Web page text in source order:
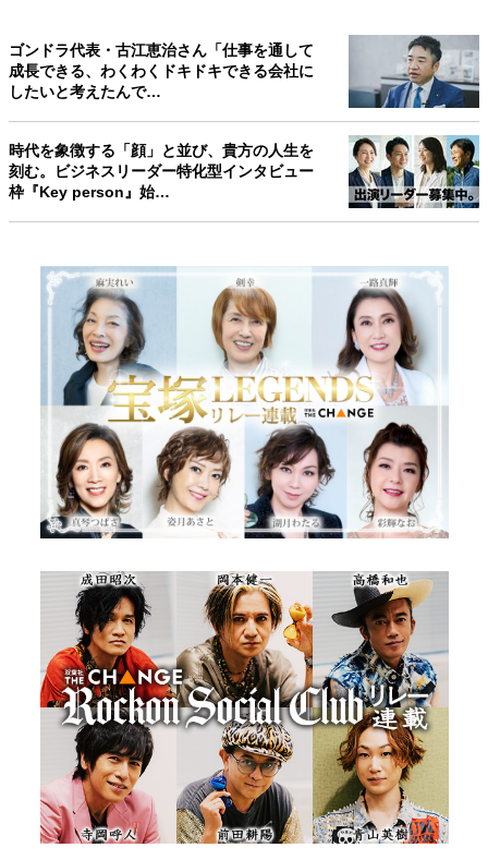
ゴンドラ代表・古江恵治さん「仕事を通して
成長できる、わくわくドキドキできる会社に
したいと考えたんで…
時代を象徴する「顔」と並び、貴方の人生を
刻む。ビジネスリーダー特化型インタビュー
枠『Key person』始…